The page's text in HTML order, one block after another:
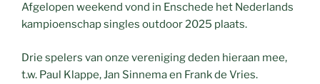
Afgelopen weekend vond in Enschede het Nederlands
kampioenschap singles outdoor 2025 plaats.
Drie spelers van onze vereniging deden hieraan mee,
t.w. Paul Klappe, Jan Sinnema en Frank de Vries.